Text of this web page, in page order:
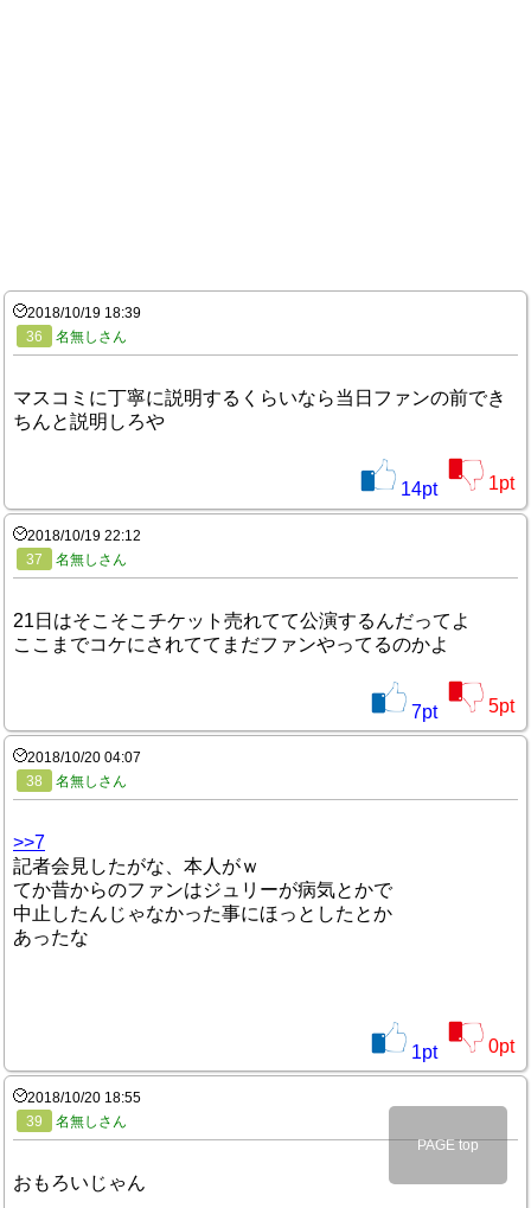
2018/10/19 18:39
36
名無しさん
マスコミに丁寧に説明するくらいなら当日ファンの前でき
ちんと説明しろや
14pt 1pt
2018/10/19 22:12
37
名無しさん
21日はそこそこチケット売れてて公演するんだってよ
ここまでコケにされててまだファンやってるのかよ
7pt 5pt
2018/10/20 04:07
38
名無しさん
>>7
記者会見したがな、本人がｗ
てか昔からのファンはジュリーが病気とかで
中止したんじゃなかった事にほっとしたとか
あったな
1pt 0pt
2018/10/20 18:55
39
名無しさん
おもろいじゃん
PAGE top